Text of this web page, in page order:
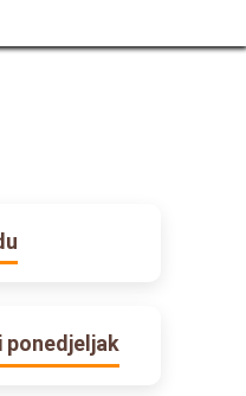
ponedjeljak